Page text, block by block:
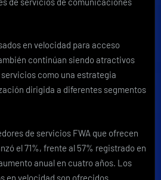
en velocidad para acceso
continúan siendo atractivos
como una estrategia
dirigida a diferentes segmentos
de servicios FWA que ofrecen
el 71%, frente al 57% registrado en
anual en cuatro años. Los
en velocidad son ofrecidos